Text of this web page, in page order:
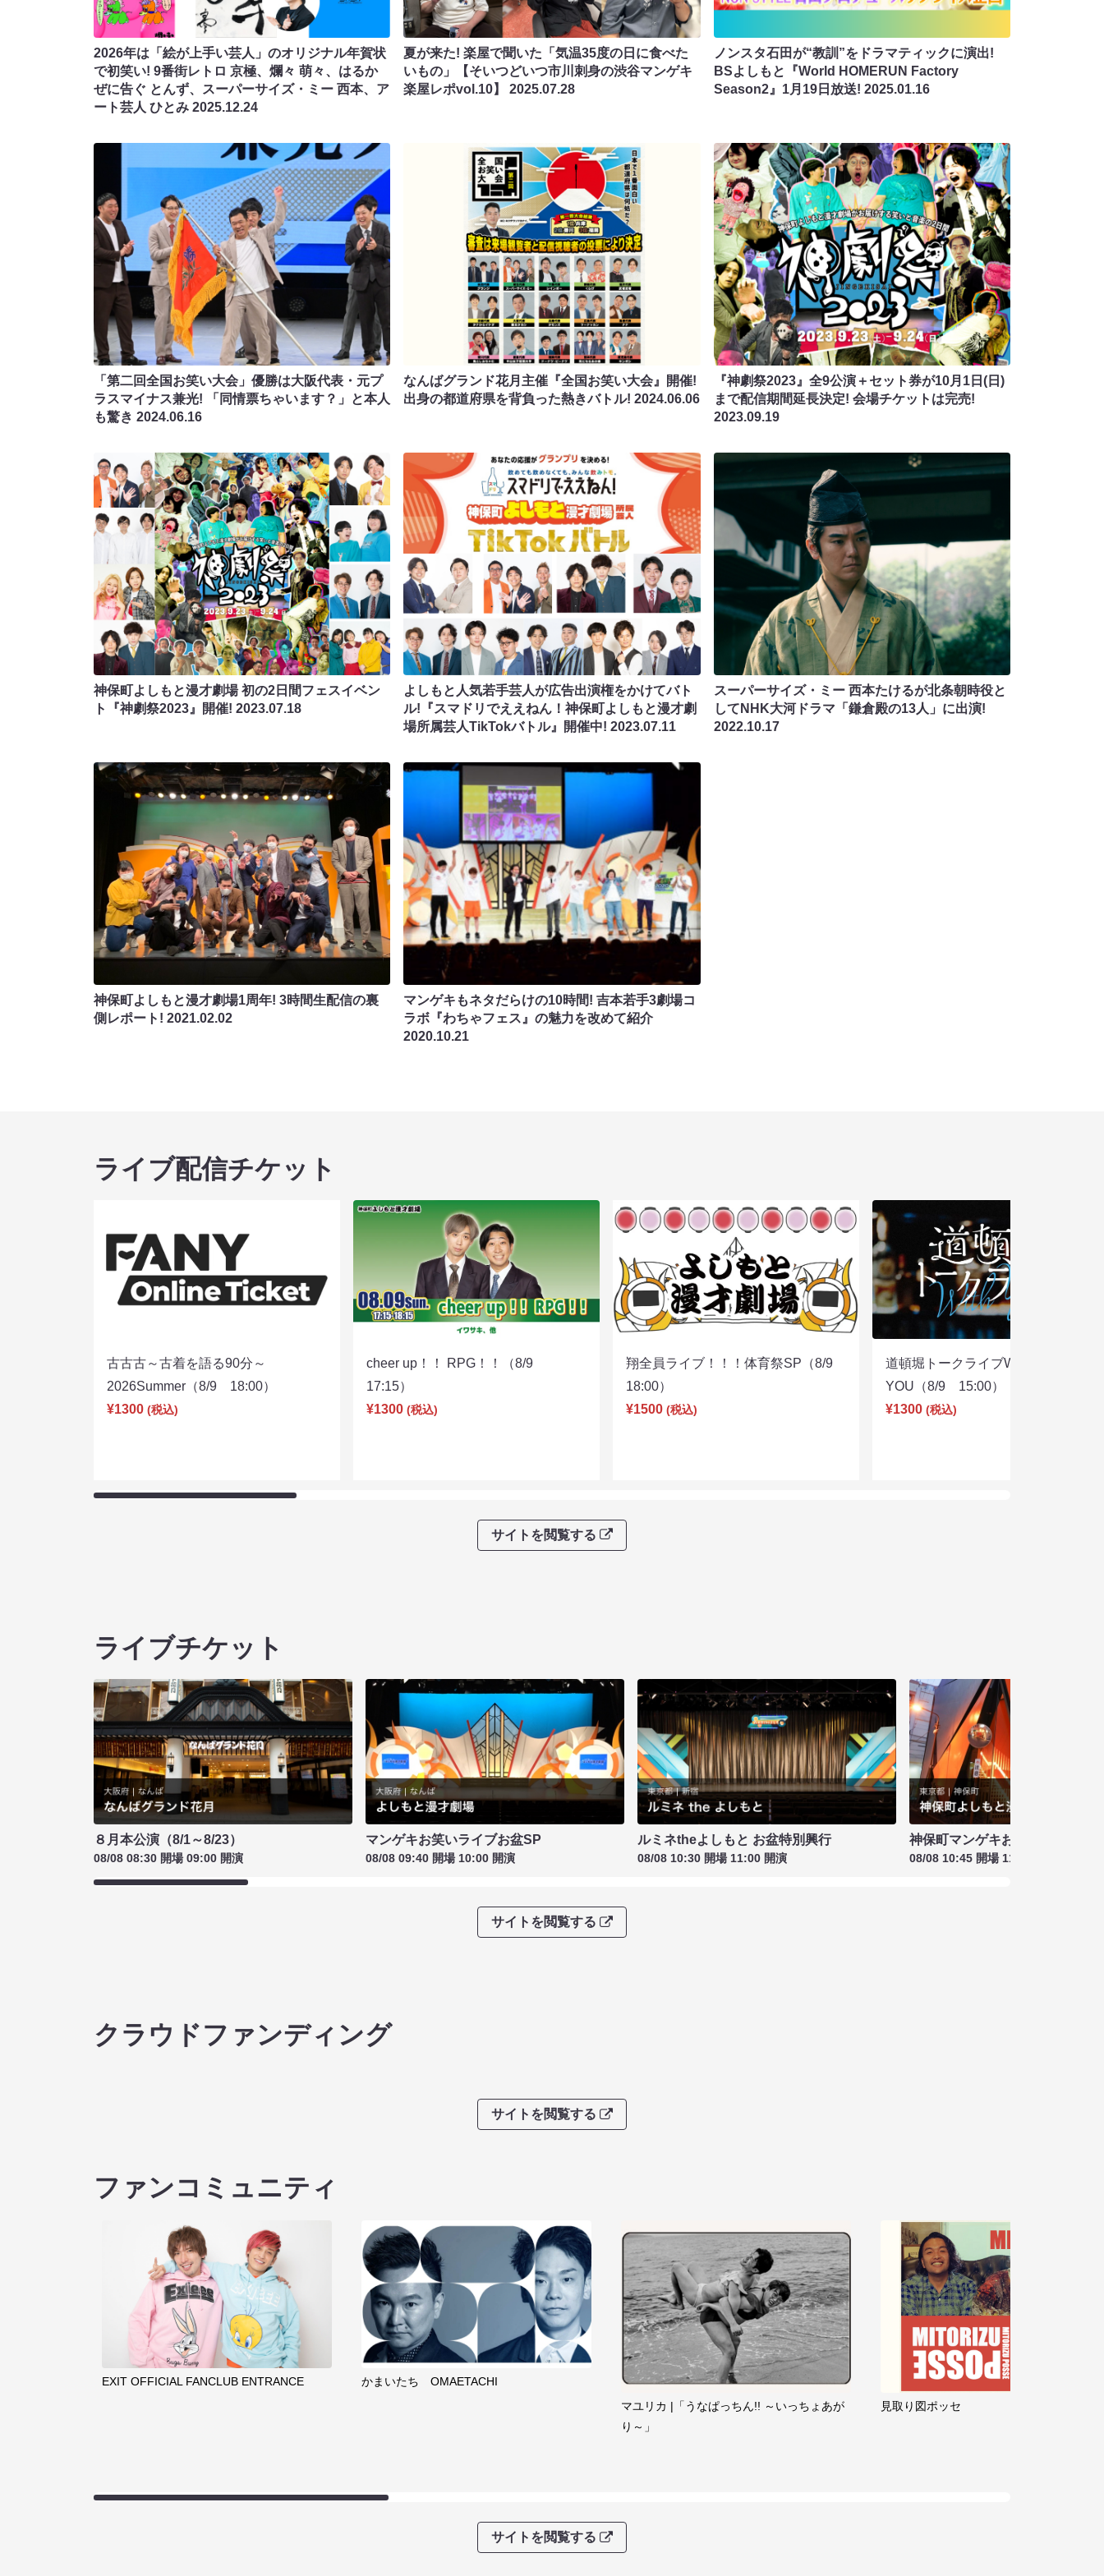
2026年は「絵が上手い芸人」のオリジナル年賀状
で初笑い! 9番街レトロ 京極、爛々 萌々、はるか
ぜに告ぐ とんず、スーパーサイズ・ミー 西本、ア
ート芸人 ひとみ 2025.12.24
夏が来た! 楽屋で聞いた「気温35度の日に食べた
いもの」【そいつどいつ市川刺身の渋谷マンゲキ
楽屋レポvol.10】2025.07.28
ノンスタ石田が“教訓”をドラマティックに演出!
BSよしもと『World HOMERUN Factory
Season2』1月19日放送! 2025.01.16
「第二回全国お笑い大会」優勝は大阪代表・元プ
ラスマイナス兼光! 「同情票ちゃいます？」と本人
も驚き 2024.06.16
なんばグランド花月主催『全国お笑い大会』開催!
出身の都道府県を背負った熱きバトル!2024.06.06
『神劇祭2023』全9公演＋セット券が10月1日(日)
まで配信期間延長決定! 会場チケットは完売!
2023.09.19
神保町よしもと漫才劇場 初の2日間フェスイベン
ト『神劇祭2023』開催! 2023.07.18
よしもと人気若手芸人が広告出演権をかけてバト
ル!『スマドリでええねん！神保町よしもと漫才劇
場所属芸人TikTokバトル』開催中!2023.07.11
スーパーサイズ・ミー 西本たけるが北条朝時役と
してNHK大河ドラマ「鎌倉殿の13人」に出演!
2022.10.17
神保町よしもと漫才劇場1周年! 3時間生配信の裏
側レポート! 2021.02.02
マンゲキもネタだらけの10時間! 吉本若手3劇場コ
ラボ『わちゃフェス』の魅力を改めて紹介
2020.10.21
ライブ配信チケット
古古古～古着を語る90分～
2026Summer（8/9 18:00）
¥1300 (税込)
cheer up！！ RPG！！（8/9
17:15）
¥1300 (税込)
翔全員ライブ！！！体育祭SP（8/9
18:00）
¥1500 (税込)
道頓堀トークライブWITH
YOU（8/9 15:00）
¥1300 (税込)
サイトを閲覧する
ライブチケット
８月本公演（8/1～8/23）
08/08 08:30 開場 09:00 開演
マンゲキお笑いライブお盆SP
08/08 09:40 開場 10:00 開演
ルミネtheよしもと お盆特別興行
08/08 10:30 開場 11:00 開演
神保町マンゲキお笑いライブ お
08/08 10:45 開場 11:00 開演
サイトを閲覧する
クラウドファンディング
サイトを閲覧する
ファンコミュニティ
EXIT OFFICIAL FANCLUB ENTRANCE
かまいたち OMAETACHI
マユリカ |「うなぱっちん!! ～いっちょあが
り～」
見取り図ポッセ
サイトを閲覧する